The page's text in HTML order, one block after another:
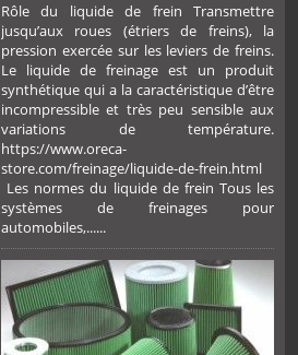
Rôle du liquide de frein Transmettre
jusqu’aux roues (étriers de freins), la
pression exercée sur les leviers de freins.
Le liquide de freinage est un produit
synthétique qui a la caractéristique d’être
incompressible et très peu sensible aux
variations de température.
https://www.oreca-
store.com/freinage/liquide-de-frein.html
Les normes du liquide de frein Tous les
systèmes de freinages pour
automobiles,......